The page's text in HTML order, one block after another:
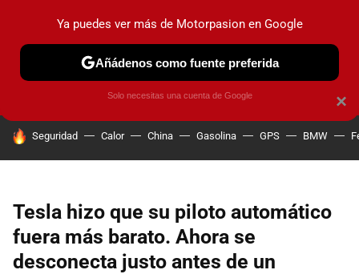
PRUEBAS COCHES ELÉCTRICOS OBSERVATORIO
HOY SE HABLA DE
Seguridad Calor China Gasolina GPS BMW
Tesla hizo que su piloto automático
fuera más barato. Ahora se
desconecta justo antes de un
×
Ya puedes ver más de Motorpasion en Google
Añádenos como fuente preferida
Solo necesitas una cuenta de Google